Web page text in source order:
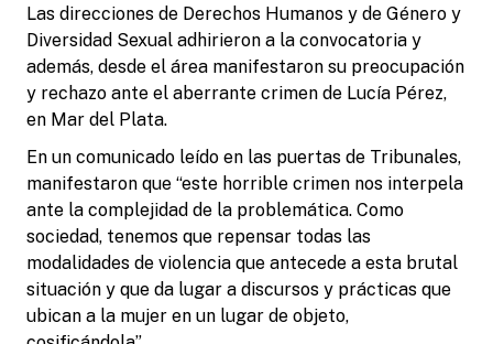
Las direcciones de Derechos Humanos y de Género y
Diversidad Sexual adhirieron a la convocatoria y
además, desde el área manifestaron su preocupación
y rechazo ante el aberrante crimen de Lucía Pérez,
en Mar del Plata.
En un comunicado leído en las puertas de Tribunales,
manifestaron que “este horrible crimen nos interpela
ante la complejidad de la problemática. Como
sociedad, tenemos que repensar todas las
modalidades de violencia que antecede a esta brutal
situación y que da lugar a discursos y prácticas que
ubican a la mujer en un lugar de objeto,